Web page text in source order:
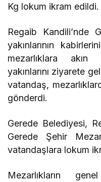
Kg lokum ikram edildi.
Regaib Kandili’nde
yakınlarının
mezarlıklara
yakınlarını ziyarete
vatandaş,
gönderdi.
Gerede Belediyesi,
Gerede Şehir
vatandaşlara lokum
Mezarlıkların